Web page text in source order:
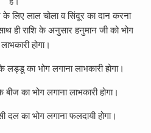
के लिए लाल चोला व सिंदूर का दान करना
ही राशि के अनुसार हनुमान जी को भोग
होगा।
का भोग लगाना लाभकारी होगा।
का भोग लगाना लाभकारी होगा।
दल का भोग लगाना फलदायी होगा।